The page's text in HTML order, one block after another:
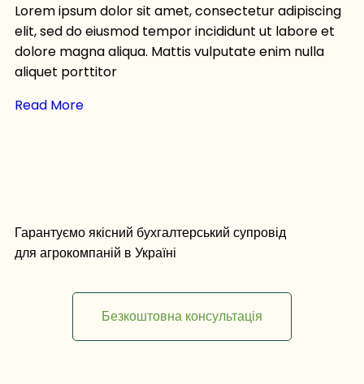
Lorem ipsum dolor sit amet, consectetur adipiscing
elit, sed do eiusmod tempor incididunt ut labore et
dolore magna aliqua. Mattis vulputate enim nulla
aliquet porttitor
Read More
Гарантуємо якісний бухгалтерський супровід
для агрокомпаній в Україні
Безкоштовна консультація